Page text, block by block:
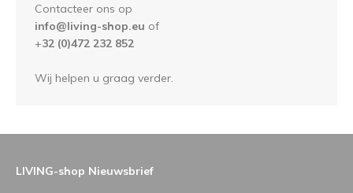
Contacteer ons op
info@living-shop.eu of
+32 (0)472 232 852
Wij helpen u graag verder.
LIVING-shop Nieuwsbrief